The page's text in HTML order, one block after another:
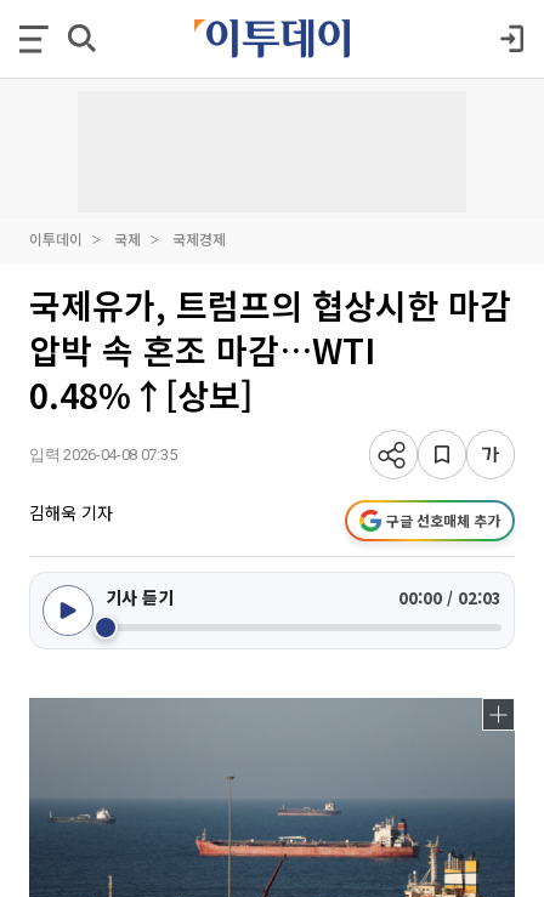
이투데이 국제 국제경제
국제유가, 트럼프의 협상시한 마감
압박 속 혼조 마감…WTI
0.48%↑[상보]
입력 2026-04-08 07:35
김해욱 기자 구글 선호매체 추가
기사 듣기 00:00 / 02:03